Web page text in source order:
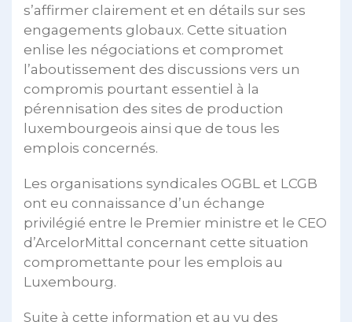
s’affirmer clairement et en détails sur ses
engagements globaux. Cette situation
enlise les négociations et compromet
l’aboutissement des discussions vers un
compromis pourtant essentiel à la
pérennisation des sites de production
luxembourgeois ainsi que de tous les
emplois concernés.
Les organisations syndicales OGBL et LCGB
ont eu connaissance d’un échange
privilégié entre le Premier ministre et le CEO
d’ArcelorMittal concernant cette situation
compromettante pour les emplois au
Luxembourg.
Suite à cette information et au vu des